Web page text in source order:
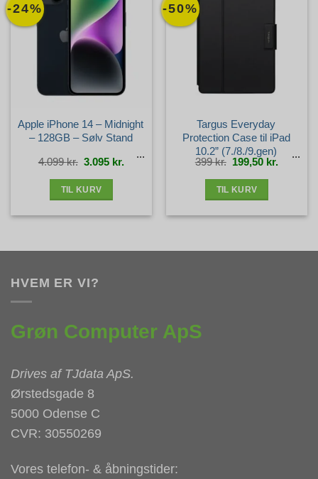
-24%
Apple iPhone 14 – Midnight
– 128GB – Sølv Stand
4.099kr. Den
oprindelige
pris
3.095 kr. Den
aktuelle
pris
TIL KURV
-50%
Targus Everyday
Protection Case til iPad
10.2” (7./8./9.gen)
399kr. Den
oprindelige
pris
199,50 kr. Den
aktuelle
pris
TIL KURV
HVEM ER VI?
Grøn Computer ApS
Drives af TJdata ApS.
Ørstedsgade 8
5000 Odense C
CVR: 30550269
Vores telefon- & åbningstider: